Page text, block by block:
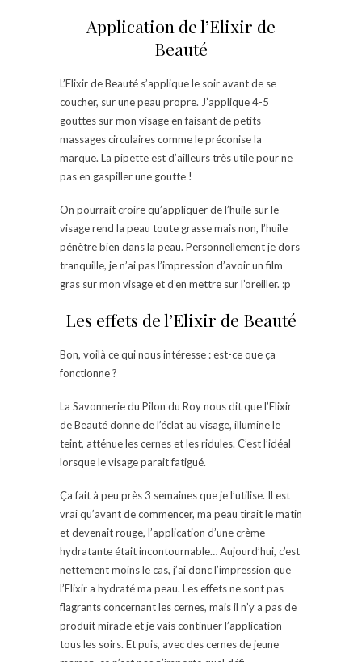
Application de l’Elixir de
Beauté
L’Elixir de Beauté s’applique le soir avant de se
coucher, sur une peau propre. J’applique 4-5
gouttes sur mon visage en faisant de petits
massages circulaires comme le préconise la
marque. La pipette est d’ailleurs très utile pour ne
pas en gaspiller une goutte !
On pourrait croire qu’appliquer de l’huile sur le
visage rend la peau toute grasse mais non, l’huile
pénètre bien dans la peau. Personnellement je dors
tranquille, je n’ai pas l’impression d’avoir un film
gras sur mon visage et d’en mettre sur l’oreiller. :p
Les effets de l’Elixir de Beauté
Bon, voilà ce qui nous intéresse : est-ce que ça
fonctionne ?
La Savonnerie du Pilon du Roy nous dit que l’Elixir
de Beauté donne de l’éclat au visage, illumine le
teint, atténue les cernes et les ridules. C’est l’idéal
lorsque le visage parait fatigué.
Ça fait à peu près 3 semaines que je l’utilise. Il est
vrai qu’avant de commencer, ma peau tirait le matin
et devenait rouge, l’application d’une crème
hydratante était incontournable… Aujourd’hui, c’est
nettement moins le cas, j’ai donc l’impression que
l’Elixir a hydraté ma peau. Les effets ne sont pas
flagrants concernant les cernes, mais il n’y a pas de
produit miracle et je vais continuer l’application
tous les soirs. Et puis, avec des cernes de jeune